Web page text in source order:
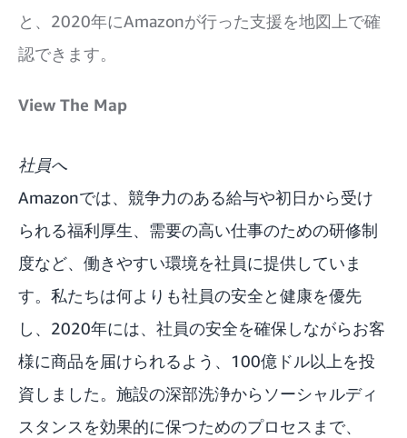
と、2020年にAmazonが行った支援を地図上で確
認できます。
View The Map
社員へ
Amazonでは、競争力のある給与や初日から受け
られる福利厚生、需要の高い仕事のための研修制
度など、働きやすい環境を社員に提供していま
す。私たちは何よりも社員の安全と健康を優先
し、2020年には、社員の安全を確保しながらお客
様に商品を届けられるよう、100億ドル以上を投
資しました。施設の深部洗浄からソーシャルディ
スタンスを効果的に保つためのプロセスまで、